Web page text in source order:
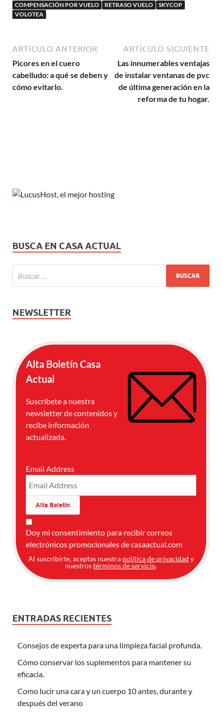
COMPENSACIÓN POR VUELO
RETRASO VUELO
SKYCOP
VOLOTEA
ARTÍCULO ANTERIOR
Picores en el cuero
cabelludo: a qué se deben y
cómo evitarlo.
ARTÍCULO SIGUIENTE
Las innumerables ventajas
de instalar ventanas de pvc
de última generación en la
reforma de tu hogar.
BUSCA EN CASA ACTUAL
NEWSLETTER
Alta Boletín Casa
Actual
Suscríbete a nuestra
newsletter de contenidos y
recibe información
actualizada.
Email Address
Doy mi consentimiento para recibir correos
electrónicos promocionales de casaactual.com
Al suscribirte, aceptas nuestra política de privacidad y
nuestrostérminos de servicio.
ENTRADAS RECIENTES
Consejos de experta para una limpieza facial profunda.
Cómo conservar los suplementos para mantener su
eficacia.
Como lucir una cara y un cuerpo 10 antes, durante y
después del verano